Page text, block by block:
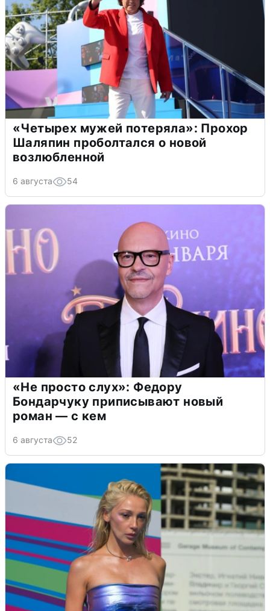
«Четырех мужей потеряла»: Прохор
Шаляпин проболтался о новой
возлюбленной
6 августа 54
«Не просто слух»: Федору
Бондарчуку приписывают новый
роман — с кем
6 августа 52